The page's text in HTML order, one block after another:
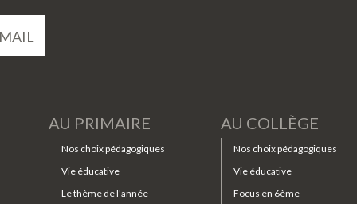
AU PRIMAIRE
Nos choix pédagogiques
Vie éducative
Le thème de l'année
AU COLLÈGE
Nos choix pédagogiques
Vie éducative
Focus en 6ème